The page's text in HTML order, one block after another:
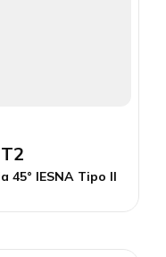
IESNA Tipo II